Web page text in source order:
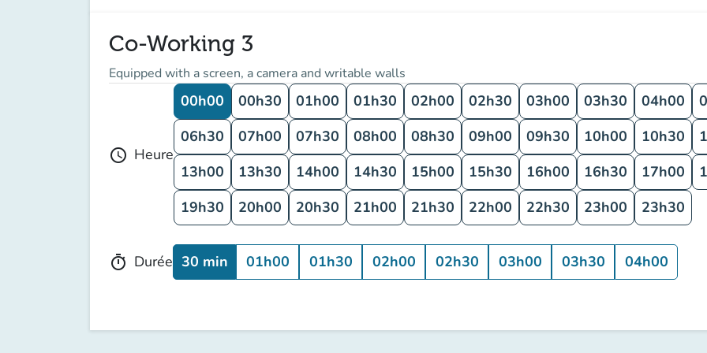
Co-Working 3
Equipped with a screen, a camera and writable walls
schedule Heure
00h00 00h30 01h00 01h30 02h00 02h30 03h00 03h30 04h00
06h30
07h00 07h30 08h00 08h30 09h00 09h30 10h00 10h30
13h00
13h30 14h00 14h30 15h00 15h30 16h00 16h30 17h00
19h30
20h00 20h30 21h00 21h30 22h00 22h30 23h00 23h30
timer Durée 30 min 01h00 01h30 02h00 02h30 03h00 03h30 04h00